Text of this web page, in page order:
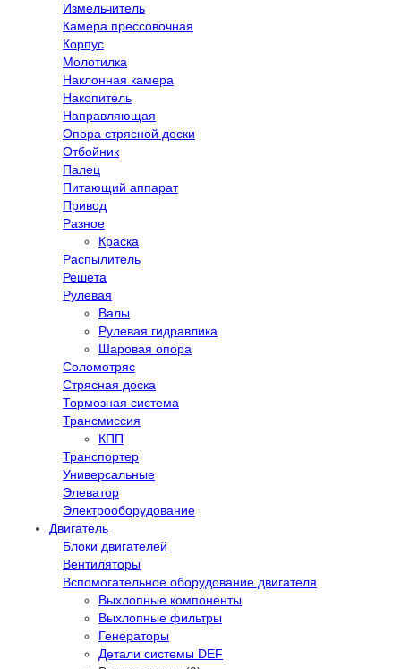
Измельчитель
Камера прессовочная
Корпус
Молотилка
Наклонная камера
Накопитель
Направляющая
Опора стрясной доски
Отбойник
Палец
Питающий аппарат
Привод
Разное
Краска
Распылитель
Решета
Рулевая
Валы
Рулевая гидравлика
Шаровая опора
Соломотряс
Стрясная доска
Тормозная система
Трансмиссия
КПП
Транспортер
Универсальные
Элеватор
Электрооборудование
Двигатель
Блоки двигателей
Вентиляторы
Вспомогательное оборудование двигателя
Выхлопные компоненты
Выхлопные фильтры
Генераторы
Детали системы DEF